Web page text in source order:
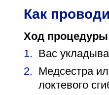
Как
Ход
Вас
Медсестра
локтевого